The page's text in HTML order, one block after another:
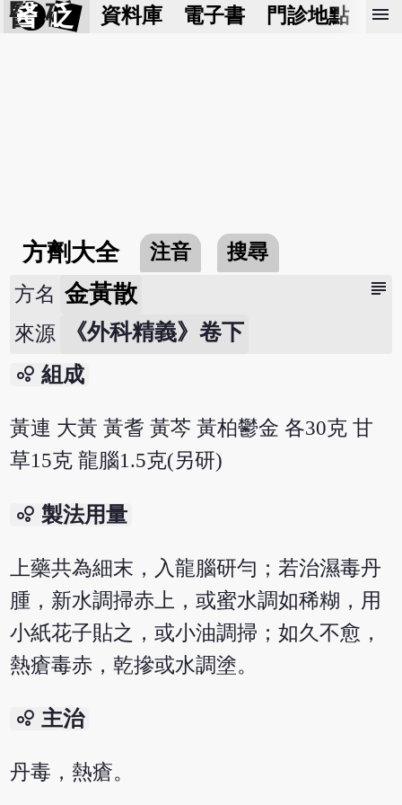
醫 砭 資料庫 電子書 門診地點 預
menu
方劑大全 注音 搜尋
subject
方名 金黃散
來源 《外科精義》卷下
bubble_chart 組成
黃連 大黃 黃耆 黃芩 黃柏鬱金 各30克 甘
草15克 龍腦1.5克(另研)
bubble_chart 製法用量
上藥共為細末，入龍腦研勻；若治濕毒丹
腫，新水調掃赤上，或蜜水調如稀糊，用
小紙花子貼之，或小油調掃；如久不愈，
熱瘡毒赤，乾摻或水調塗。
bubble_chart 主治
丹毒，熱瘡。